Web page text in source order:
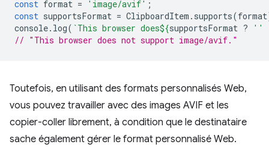
const format = 'image/avif' ;
const supportsFormat = ClipboardItem . supports(format
console. log( `This browser does${supportsFormat ? ''
// "This browser does not support image/avif."
Toutefois, en utilisant des formats personnalisés Web,
vous pouvez travailler avec des images AVIF et les
copier-coller librement, à condition que le destinataire
sache également gérer le format personnalisé Web.